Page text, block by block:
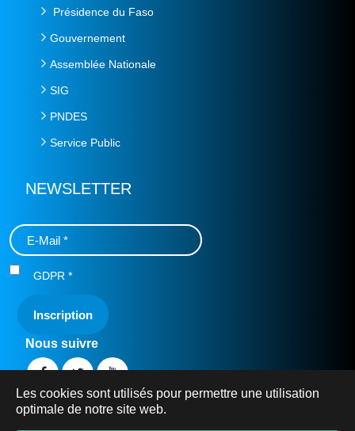
Les cookies sont utilisés pour permettre une utilisation
optimale de notre site web.
Présidence du Faso
Gouvernement
Assemblée Nationale
SIG
PNDES
Service Public
NEWSLETTER
GDPR *
Nous suivre
© 2019 Ministère de l'Eau et de l'Assainissement -